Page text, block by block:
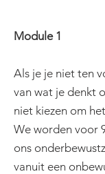
Module 1
Als je je niet ten
van wat je denkt
niet kiezen om
We worden voor
ons
vanuit een